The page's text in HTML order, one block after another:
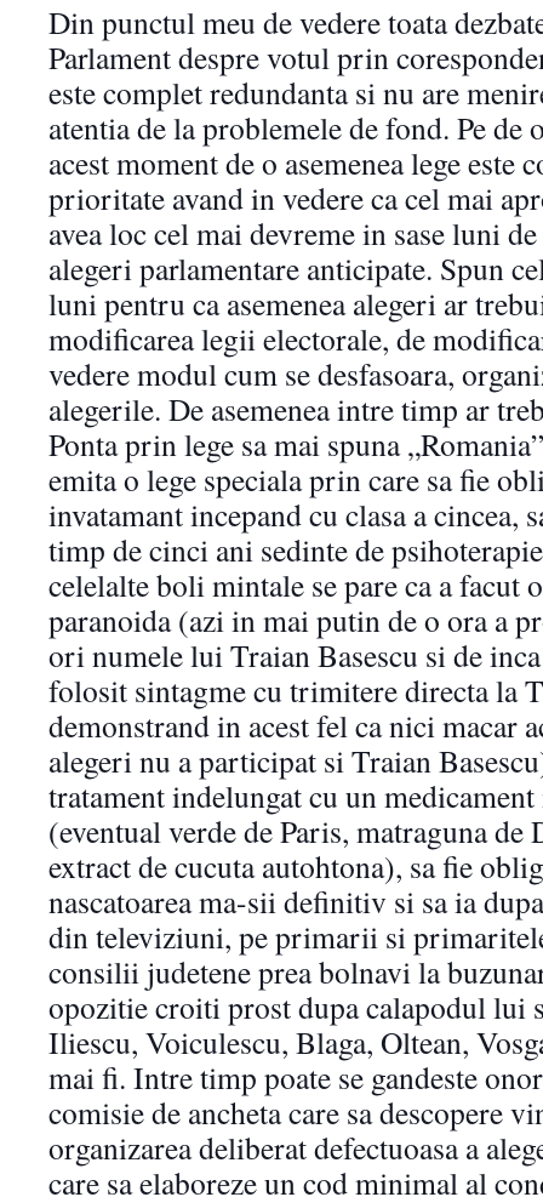
Din punctul meu de vedere toata
Parlament despre votul prin
este complet redundanta si nu are
atentia de la problemele de fond. Pe de
acest moment de o asemenea lege este
prioritate avand in vedere ca cel mai
avea loc cel mai devreme in sase luni
alegeri parlamentare anticipate. Spun
luni pentru ca asemenea alegeri ar
modificarea legii electorale, de
vedere modul cum se desfasoara,
alegerile. De asemenea intre timp ar
Ponta prin lege sa mai spuna
emita o lege speciala prin care sa fie
invatamant incepand cu clasa a cincea,
timp de cinci ani sedinte de
celelalte boli mintale se pare ca a facut
paranoida (azi in mai putin de o ora a
ori numele lui Traian Basescu si de
folosit sintagme cu trimitere directa la
demonstrand in acest fel ca nici macar
alegeri nu a participat si Traian
tratament indelungat cu un
(eventual verde de Paris, matraguna de
extract de cucuta autohtona), sa fie
nascatoarea ma-sii definitiv si sa ia
din televiziuni, pe primarii si
consilii judetene prea bolnavi la
opozitie croiti prost dupa calapodul lui
Iliescu, Voiculescu, Blaga, Oltean,
mai fi. Intre timp poate se gandeste
comisie de ancheta care sa descopere
organizarea deliberat defectuoasa a
care sa elaboreze un cod minimal al